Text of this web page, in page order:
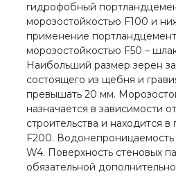
гидрофобный
морозостойкостью F100 и
применение
морозостойкостью F50 –
Наибольший размер зерен
состоящего из щебня и
превышать 20 мм.
назначается в зависимости
строительства и находится
F200.
W4. Поверхность стеновых
обязательной